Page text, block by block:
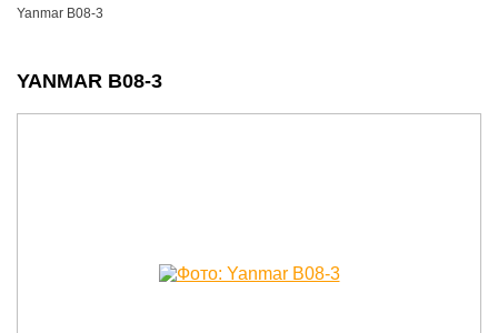
Yanmar B08-3
YANMAR B08-3